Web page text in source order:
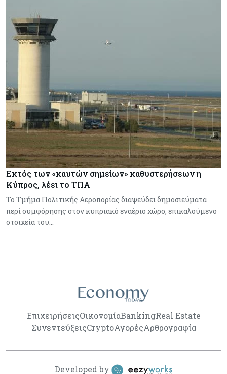
Εκτός των «καυτών σημείων» καθυστερήσεων η
Κύπρος, λέει το ΤΠΑ
Το Τμήμα Πολιτικής Αεροπορίας διαψεύδει δημοσιεύματα
περί συμφόρησης στον κυπριακό εναέριο χώρο, επικαλούμενο
στοιχεία του…
ΕπιχειρήσειςΟικονομίαBankingReal Estate
ΣυνεντεύξειςCryptoΑγορέςΑρθρογραφία
Developed by